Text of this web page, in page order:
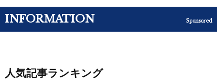
INFORMATION Sponsored
人気記事ランキング